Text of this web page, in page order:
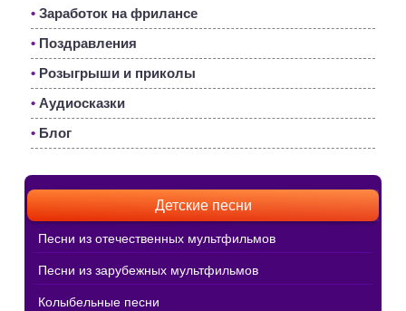
• Заработок на фрилансе
• Поздравления
• Розыгрыши и приколы
• Аудиосказки
• Блог
Детские песни
Песни из отечественных мультфильмов
Песни из зарубежных мультфильмов
Колыбельные песни